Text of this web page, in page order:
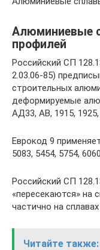
Алюминиевые
профилей
Российский СП
2.03.06-85)
строительных
деформируемые
АД33, АВ, 1915, 1925,
Еврокод 9
5083, 5454, 5754,
Российский СП
«пересекаются» на
частично на
Читайте также: